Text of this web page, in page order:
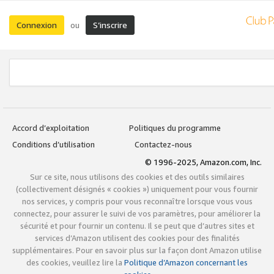
Connexion ou S’inscrire
Accord d’exploitation
Politiques du programme
Conditions d’utilisation
Contactez-nous
© 1996-2025, Amazon.com, Inc.
Sur ce site, nous utilisons des cookies et des outils similaires
(collectivement désignés « cookies ») uniquement pour vous fournir
nos services, y compris pour vous reconnaître lorsque vous vous
connectez, pour assurer le suivi de vos paramètres, pour améliorer la
sécurité et pour fournir un contenu. Il se peut que d’autres sites et
services d’Amazon utilisent des cookies pour des finalités
supplémentaires. Pour en savoir plus sur la façon dont Amazon utilise
des cookies, veuillez lire la Politique d’Amazon concernant les